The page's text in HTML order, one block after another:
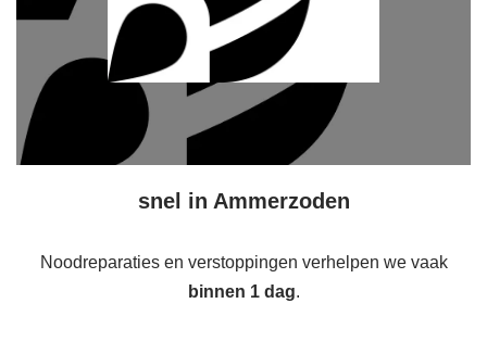
snel in Ammerzoden
Noodreparaties en verstoppingen verhelpen we vaak
binnen 1 dag.